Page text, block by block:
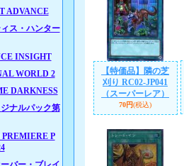
ADVANCE
ス・ハンター
INSIGHT
WORLD 2
DARKNESS
ナルパック第
P
【特価品】隣の芝
刈り RC02-JP041
（スーパーレア）
70円(税込)